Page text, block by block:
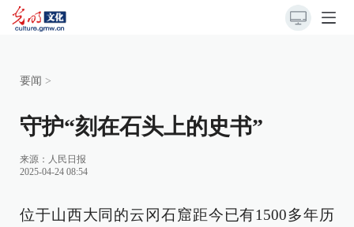
要闻 >
守护“刻在石头上的史书”
来源： 人民日报
2025-04-24 08:54
位于山西大同的云冈石窟距今已有1500多年历